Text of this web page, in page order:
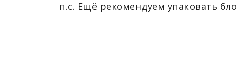
п.с. Ещё рекомендуем упаковать